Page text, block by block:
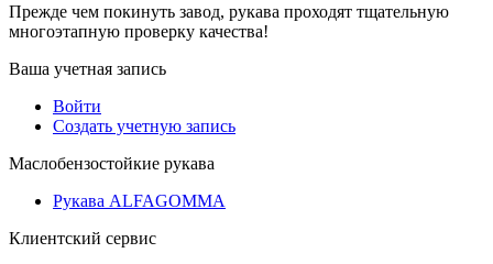
Прежде чем покинуть завод, рукава проходят тщательную
многоэтапную проверку качества!
Ваша учетная запись
Войти
Создать учетную запись
Маслобензостойкие рукава
Рукава ALFAGOMMA
Клиентский сервис